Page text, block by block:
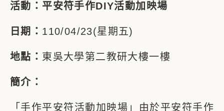
活動：平安符手作DIY活動加映場
日期： 110/04/23(星期五)
地點： 東吳大學第二教研大樓一樓
簡介：
「手作平安符活動加映場」由於平安符手作